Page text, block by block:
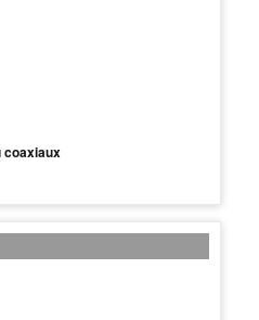
coaxiaux